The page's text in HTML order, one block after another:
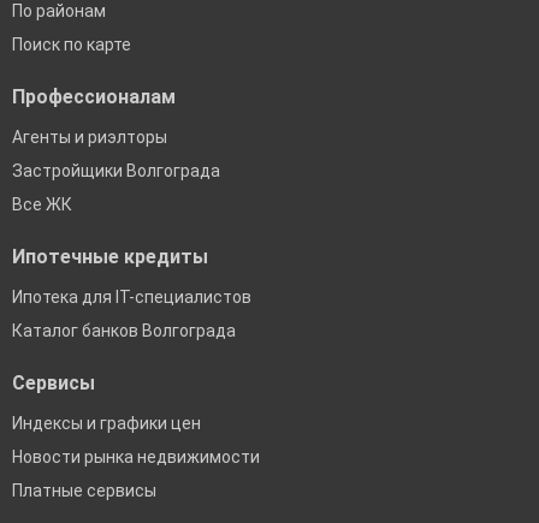
По районам
Поиск по карте
Профессионалам
Агенты и риэлторы
Застройщики Волгограда
Все ЖК
Ипотечные кредиты
Ипотека для IT-специалистов
Каталог банков Волгограда
Сервисы
Индексы и графики цен
Новости рынка недвижимости
Платные сервисы